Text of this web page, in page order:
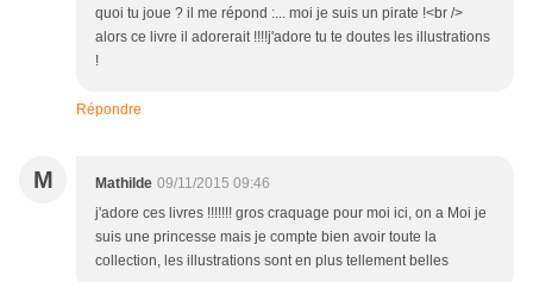
quoi tu joue ? il me répond :... moi je suis un pirate !<br />
alors ce livre il adorerait !!!!j'adore tu te doutes les illustrations
!
Répondre
M Mathilde 09/11/2015 09:46
j'adore ces livres !!!!!!! gros craquage pour moi ici, on a Moi je
suis une princesse mais je compte bien avoir toute la
collection, les illustrations sont en plus tellement belles